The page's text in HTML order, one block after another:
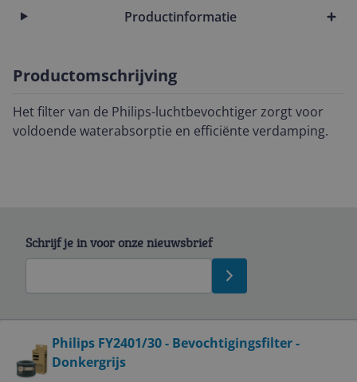
Productinformatie
Productomschrijving
Het filter van de Philips-luchtbevochtiger zorgt voor
voldoende waterabsorptie en efficiënte verdamping.
Philips FY2401/30 - Bevochtigingsfilter -
Donkergrijs
Schrijf je in voor onze nieuwsbrief
Service